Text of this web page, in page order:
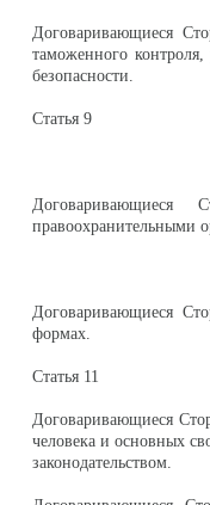
Договаривающиеся
таможенного
безопасности.
Статья 9
Договаривающиеся
правоохранительными
Договаривающиеся
формах.
Статья 11
Договаривающиеся
человека и основных
законодательством.